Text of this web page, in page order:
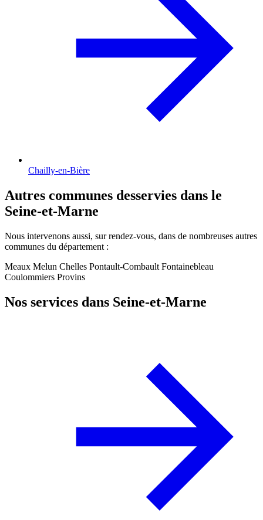
Chailly-en-Bière
Autres communes desservies dans le
Seine-et-Marne
Nous intervenons aussi, sur rendez-vous, dans de nombreuses autres
communes du département :
Meaux Melun Chelles Pontault-Combault Fontainebleau
Coulommiers Provins
Nos services dans Seine-et-Marne